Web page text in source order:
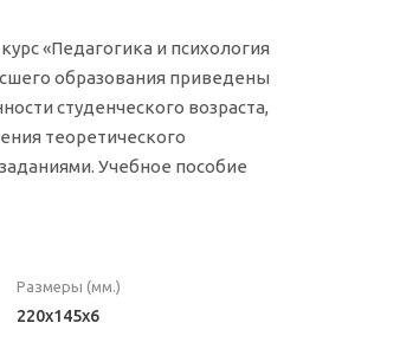
«Педагогика и психология
образования приведены
студенческого возраста,
теоретического
Учебное пособие
Размеры (мм.)
220x145x6